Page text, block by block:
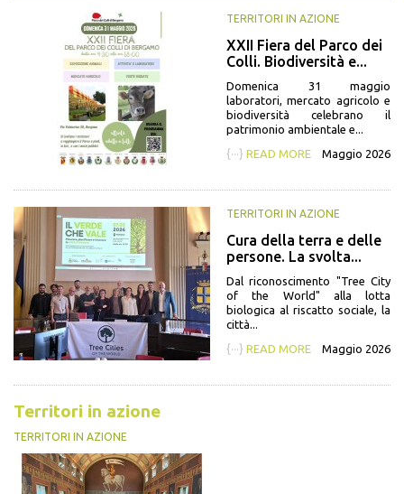
TERRITORI IN AZIONE
XXII Fiera del Parco dei
Colli. Biodiversità e...
Domenica 31 maggio
laboratori, mercato agricolo e
biodiversità celebrano il
patrimonio ambientale e...
{···} READ MORE Maggio 2026
TERRITORI IN AZIONE
Cura della terra e delle
persone. La svolta...
Dal riconoscimento "Tree City
of the World" alla lotta
biologica al riscatto sociale, la
città...
{···} READ MORE Maggio 2026
Territori in azione
TERRITORI IN AZIONE